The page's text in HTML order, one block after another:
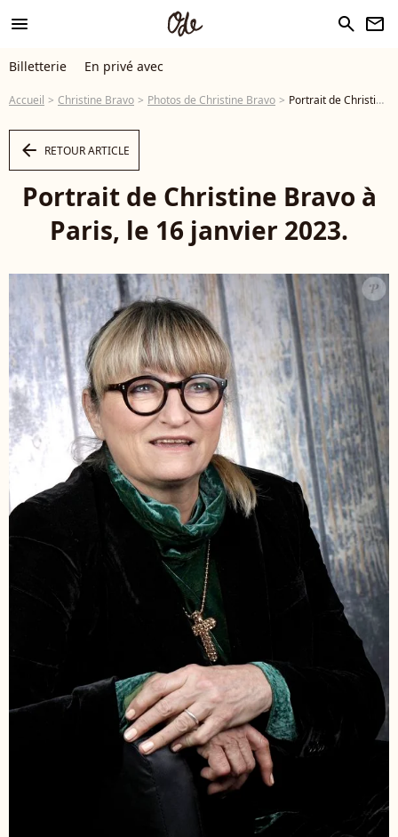
menu search newsletter
Billetterie En privé avec
Accueil Christine Bravo Photos de Christine Bravo Portrait de Christine Bravo à Paris, le 16 janvier 2023. © Cédric Perrin/Bestimage - Photo
arrow_left RETOUR ARTICLE
Portrait de Christine Bravo à
Paris, le 16 janvier 2023.